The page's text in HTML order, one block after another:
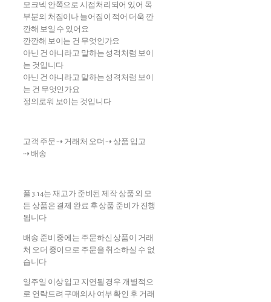
모크넥 안쪽으로 시접처리되어 있어 목
부분의 처짐이나 늘어짐이 적어 더욱 깐
깐해 보일 수 있어요
깐깐해 보이는 건 무엇인가요
아닌 건 아니라고 말하는 성격처럼 보이
는 것입니다
아닌 건 아니라고 말하는 성격처럼 보이
는 건 무엇인가요
정의로워 보이는 것입니다
고객 주문 ⇢ 거래처 오더 ⇢ 상품 입고
⇢ 배송
폴 3.14는 재고가 준비된 제작 상품 외 모
든 상품은 결제 완료 후 상품 준비가 진행
됩니다
배송 준비 중에는 주문하신 상품이 거래
처 오더 중이므로 주문을 취소하실 수 없
습니다
일주일 이상 입고 지연될 경우 개별적으
로 연락드려 구매의사 여부 확인 후 거래